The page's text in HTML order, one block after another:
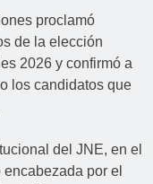
proclamó
de la elección
2026 y confirmó a
los candidatos que
del JNE, en el
por el